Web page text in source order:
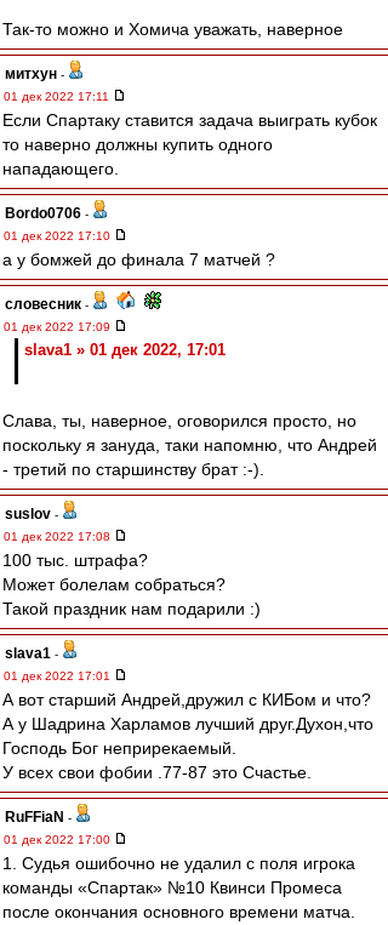
Так-то можно и Хомича уважать, наверное
митхун -
01 дек 2022 17:11
Если Спартаку ставится задача выиграть кубок
то наверно должны купить одного
нападающего.
Bordo0706 -
01 дек 2022 17:10
а у бомжей до финала 7 матчей ?
словесник -
01 дек 2022 17:09
slava1 » 01 дек 2022, 17:01
Слава, ты, наверное, оговорился просто, но
поскольку я зануда, таки напомню, что Андрей
- третий по старшинству брат :-).
suslov -
01 дек 2022 17:08
100 тыс. штрафа?
Может болелам собраться?
Такой праздник нам подарили :)
slava1 -
01 дек 2022 17:01
А вот старший Андрей,дружил с КИБом и что?
А у Шадрина Харламов лучший друг.Духон,что
Господь Бог неприрекаемый.
У всех свои фобии .77-87 это Счастье.
RuFFiaN -
01 дек 2022 17:00
1. Судья ошибочно не удалил с поля игрока
команды «Спартак» №10 Квинси Промеса
после окончания основного времени матча.